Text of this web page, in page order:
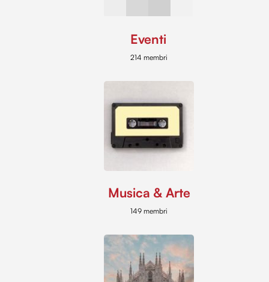
Eventi
214 membri
Musica & Arte
149 membri